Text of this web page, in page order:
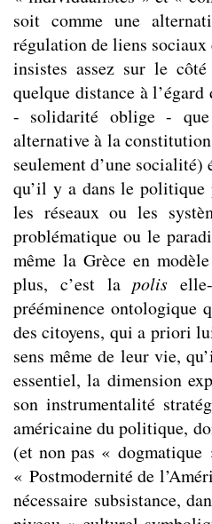
soit comme une
régulation de liens
insistes assez sur le
quelque distance à
- solidarité oblige -
alternative à la
seulement d’une socialité)
qu’il y a dans le politique
les réseaux ou les
problématique ou le
même la Grèce en
plus, c’est lapolis
prééminence ontologique
des citoyens, qui a priori
sens même de leur vie,
essentiel, la dimension
son instrumentalité
américaine du politique,
(et non pas «
« Postmodernité de
nécessaire subsistance,